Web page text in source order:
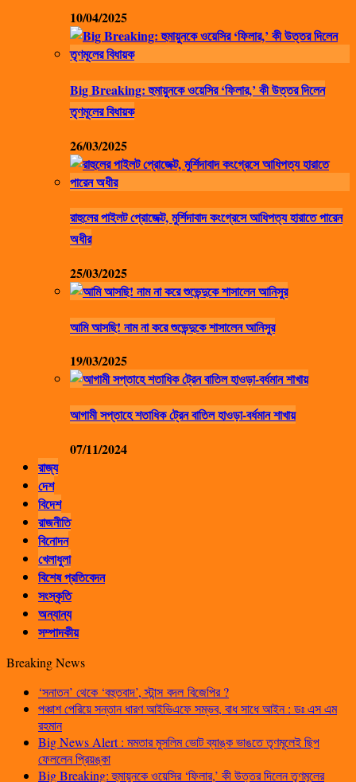
10/04/2025
Big Breaking: হুমায়ুনকে ওয়েসির ‘ফিলার,’ কী উত্তর দিলেন
তৃণমূলের বিধায়ক
26/03/2025
রাহুলের পাইলট প্রোজেক্ট, মুর্শিদাবাদ কংগ্রেসে আধিপত্য হারাতে পারেন
অধীর
25/03/2025
আমি আসছি! নাম না করে শুভেন্দুকে শাসালেন আনিসুর
19/03/2025
আগামী সপ্তাহে শতাধিক ট্রেন বাতিল হাওড়া-বর্ধমান শাখায়
07/11/2024
রাজ্য
দেশ
বিদেশ
রাজনীতি
বিনোদন
খেলাধুলা
বিশেষ প্রতিবেদন
সংস্কৃতি
অন্যান্য
সম্পাদকীয়
Breaking News
‘সনাতন’ থেকে ‘বহুতবাদ’, স্টান্স বদল বিজেপির ?
পঞ্চাশ পেরিয়ে সন্তান ধারণ আইভিএফে সম্ভব, বাধ সাধে আইন : ডঃ এস এম
রহমান
Big News Alert : মমতার মুসলিম ভোট ব্যাঙ্ক ভাঙতে তৃণমূলেই ছিপ
ফেললেন প্রিয়ঙ্কা
Big Breaking: হুমায়ুনকে ওয়েসির ‘ফিলার,’ কী উত্তর দিলেন তৃণমূলের